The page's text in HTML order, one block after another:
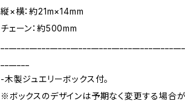
縦×横：約21m×14mm
チェーン：約500mm
-木製ジュエリーボックス付。
※ボックスのデザインは予期なく変更する場合が